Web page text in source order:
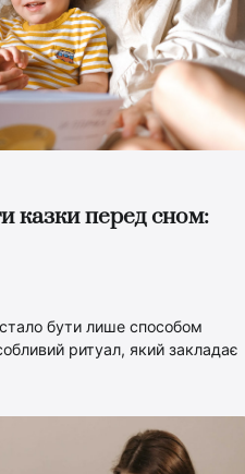
казки перед сном:
бути лише способом
ритуал, який закладає